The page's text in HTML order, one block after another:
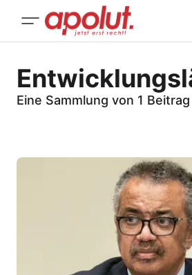
Eine Sammlung von 1 Beitrag